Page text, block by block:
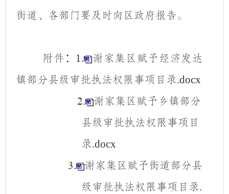
街道、各部门要及时向区政府报告。
附件 ： 1.
谢家集区赋予经济发达
镇部分县级审批执法权限事项目录.docx
2.
谢家集区赋予乡镇部分
县级审批执法权限事项目
录.docx
3.
谢家集区赋予街道部分县
级审批执法权限事项目录.